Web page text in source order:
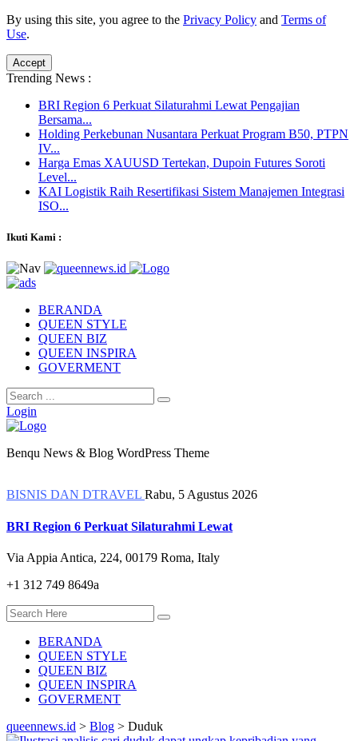
By using this site, you agree to the Privacy Policy and Terms of
Use.
Accept
Trending News :
BRI Region 6 Perkuat Silaturahmi Lewat Pengajian
Bersama...
Holding Perkebunan Nusantara Perkuat Program B50, PTPN
IV...
Harga Emas XAUUSD Tertekan, Dupoin Futures Soroti
Level...
KAI Logistik Raih Resertifikasi Sistem Manajemen Integrasi
ISO...
Ikuti Kami :
BERANDA
QUEEN STYLE
QUEEN BIZ
QUEEN INSPIRA
GOVERMENT
Login
Benqu News & Blog WordPress Theme
BISNIS DAN DTRAVEL Rabu, 5 Agustus 2026
BRI Region 6 Perkuat Silaturahmi Lewat
Via Appia Antica, 224, 00179 Roma, Italy
+1 312 749 8649a
BERANDA
QUEEN STYLE
QUEEN BIZ
QUEEN INSPIRA
GOVERMENT
queennews.id > Blog > Duduk